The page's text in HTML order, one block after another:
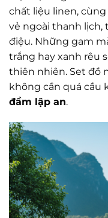
chất liệu linen, cùng
vẻ ngoài thanh
điệu. Những gam
trắng hay xanh rêu
thiên nhiên. Set đồ
không cần quá cầu
đầm lập an.